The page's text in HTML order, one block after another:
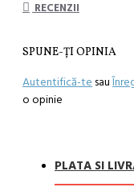
RECENZII
SPUNE-ŢI OPINIA
Autentifică-te sau
o opinie
PLATA SI